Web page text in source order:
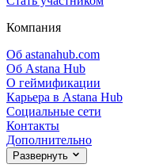
Компания
Об astanahub.com
Об Astana Hub
О геймификации
Карьера в Astana Hub
Социальные сети
Контакты
Дополнительно
Развернуть